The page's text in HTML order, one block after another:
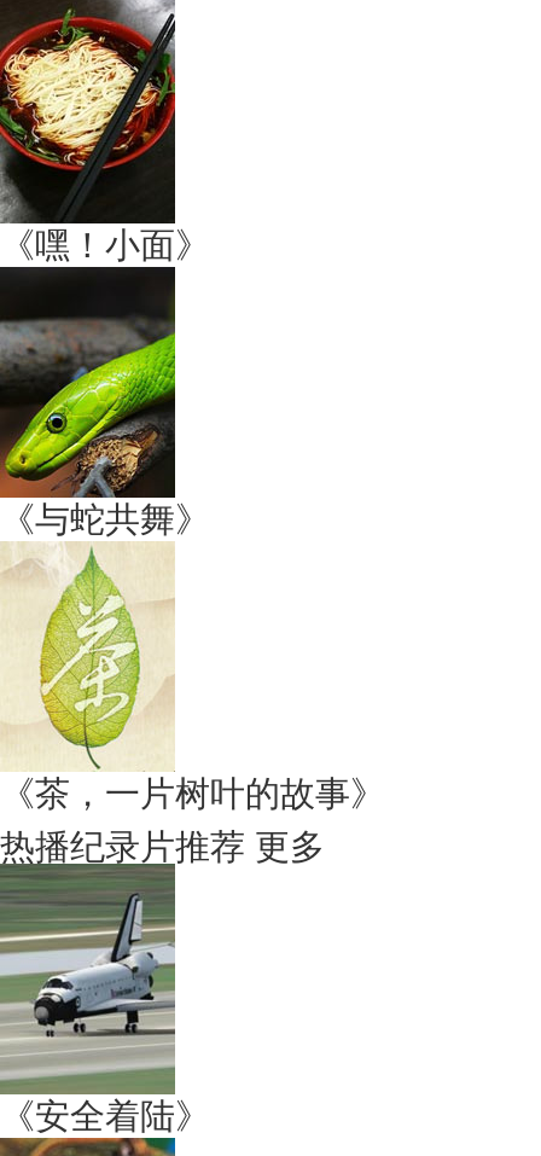
《嘿！小面》
《与蛇共舞》
《茶，一片树叶的故事》
热播纪录片推荐 更多
《安全着陆》